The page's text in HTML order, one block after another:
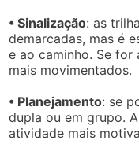
• Sinalização: as
demarcadas, mas é
e ao caminho. Se
mais movimentados.
• Planejamento: se
dupla ou em grupo.
atividade mais